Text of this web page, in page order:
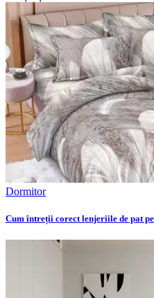
Dormitor
Cum întreții corect lenjeriile de pat